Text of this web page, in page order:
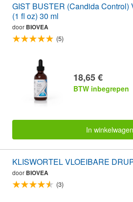
GIST BUSTER (Candida Control)
(1 fl oz) 30 ml
door BIOVEA
(5)
18,65 €
BTW inbegrepen
In winkelwagen
KLISWORTEL VLOEIBARE
door BIOVEA
(3)